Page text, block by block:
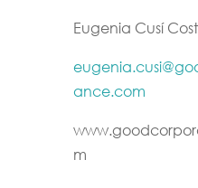
Eugenia Cusí
ance.com
m